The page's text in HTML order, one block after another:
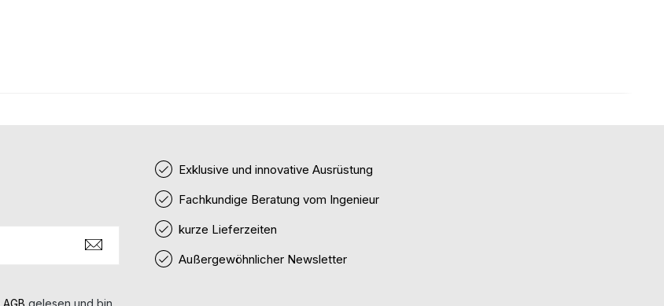
AGB gelesen und bin
Exklusive und innovative Ausrüstung
Fachkundige Beratung vom Ingenieur
kurze Lieferzeiten
Außergewöhnlicher Newsletter